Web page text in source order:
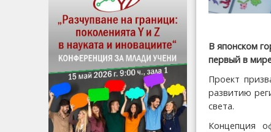
В японском
первый в
Проект
развитию
света.
Концепция